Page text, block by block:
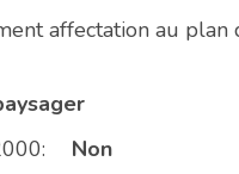
affectation au plan
Non